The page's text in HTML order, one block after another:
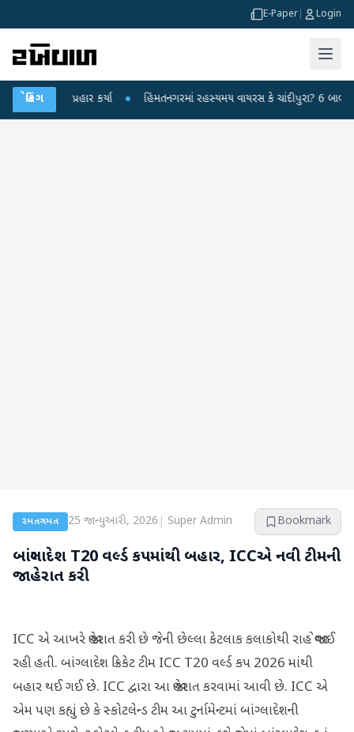
E-Paper Login
બ્રેકિંગ
કર્યા ● હિંમતનગરમાં રહસ્યમય વાયરસ કે ચાંદીપુરા? 6 બાળકોના મોતથી
રમતગમત 25 જાન્યુઆરી, 2026 Super Admin Bookmark
બાંગ્લાદેશ T20 વર્લ્ડ કપમાંથી બહાર, ICCએ નવી ટીમની
જાહેરાત કરી
ICC એ આખરે જાહેરાત કરી છે જેની છેલ્લા કેટલાક કલાકોથી રાહ જોવાઈ
રહી હતી. બાંગ્લાદેશ ક્રિકેટ ટીમ ICC T20 વર્લ્ડ કપ 2026 માંથી
બહાર થઈ ગઈ છે. ICC દ્વારા આ જાહેરાત કરવામાં આવી છે. ICC એ
એમ પણ કહ્યું છે કે સ્કોટલેન્ડ ટીમ આ ટુર્નામેન્ટમાં બાંગ્લાદેશની